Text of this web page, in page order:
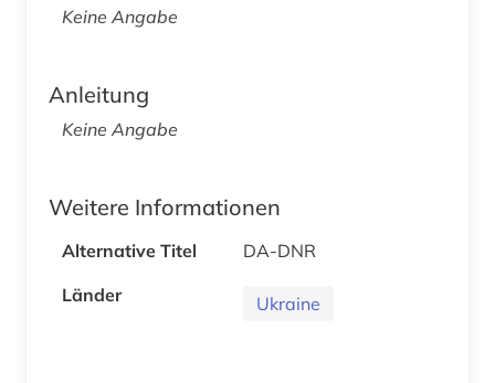
Keine Angabe
Anleitung
Keine Angabe
Weitere Informationen
Alternative Titel
DA-DNR
Länder
Ukraine